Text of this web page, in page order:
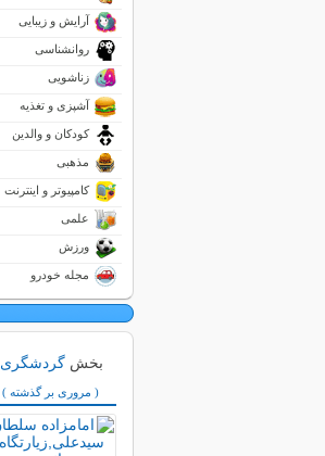
آرایش و زیبایی
روانشناسی
زناشویی
آشپزی و تغذیه
کودکان و والدین
مذهبی
کامپیوتر و اینترنت
علمی
ورزش
مجله خودرو
بخش گردشگری
( مروری بر گذشته )